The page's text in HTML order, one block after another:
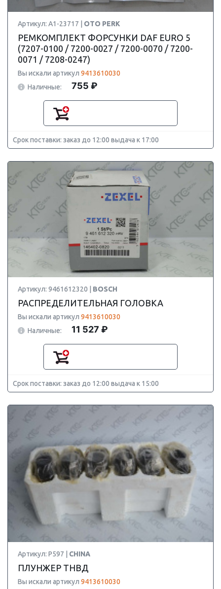
Артикул: A1-23717 | OTO PERK
РЕМКОМПЛЕКТ ФОРСУНКИ DAF EURO 5
(7207-0100 / 7200-0027 / 7200-0070 / 7200-
0071 / 7208-0247)
Вы искали артикул 9413610030
Наличные:
755 ₽
Срок поставки: заказ до 12:00 выдача к 17:00
Артикул: 9461612320 | BOSCH
РАСПРЕДЕЛИТЕЛЬНАЯ ГОЛОВКА
Вы искали артикул 9413610030
Наличные:
11 527 ₽
Срок поставки: заказ до 12:00 выдача к 15:00
Артикул: P597 | CHINA
ПЛУНЖЕР ТНВД
Вы искали артикул 9413610030